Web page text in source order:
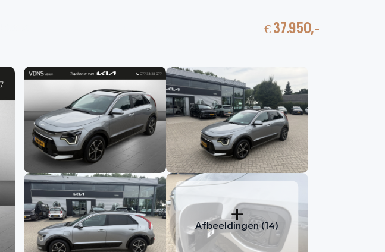
AANBOD
DIENSTEN
VACATURES
OVER ONS
VERKOCHT
€ 37.950,-
Afbeeldingen (14)